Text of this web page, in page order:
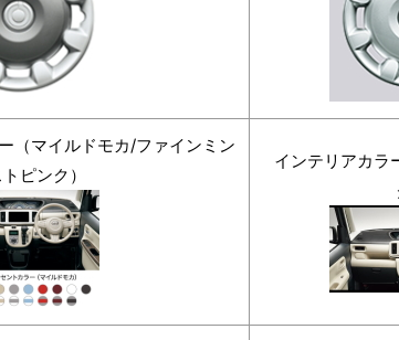
（マイルドモカ/ファインミン
ピンク）
インテリアカラ